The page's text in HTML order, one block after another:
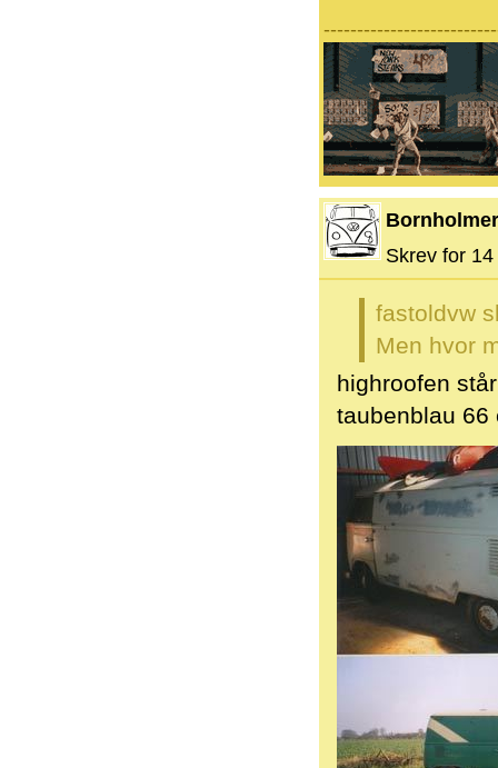
Bornholmer
Skrev for
fastoldvw
Men hvor
highroofen
taubenblau 66